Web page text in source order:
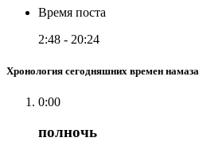
Время поста
2:48 - 20:24
Хронология сегодняшних времен намаза
0:00
полночь